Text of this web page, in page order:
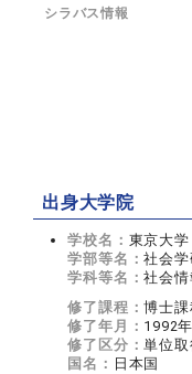
シラバス情報
出身大学院
学校名： 東京大学
学部等名：社会
学科等名：社会情
修了課程：博士課
修了年月： 1992
修了区分：単位
国名： 日本国